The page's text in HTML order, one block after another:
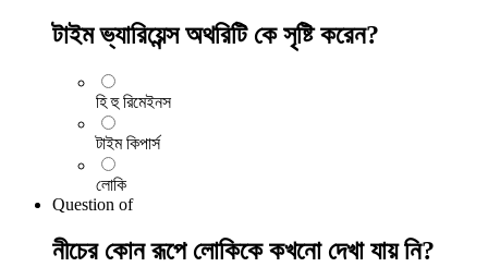
টাইম ভ্যারিয়েন্স অথরিটি কে সৃষ্টি করেন?
হি হু রিমেইনস
টাইম কিপার্স
লোকি
Question of
নীচের কোন রূপে লোকিকে কখনো দেখা যায় নি?